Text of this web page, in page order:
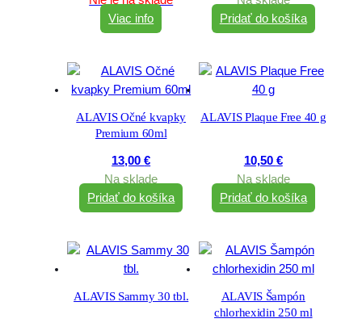
Viac info
Pridať do košíka
ALAVIS Očné kvapky
Premium 60ml
13,00€
Na sklade
Pridať do košíka
ALAVIS Plaque Free 40 g
10,50 €
Na sklade
Pridať do košíka
ALAVIS Sammy 30 tbl.
ALAVIS Šampón
chlorhexidin 250 ml